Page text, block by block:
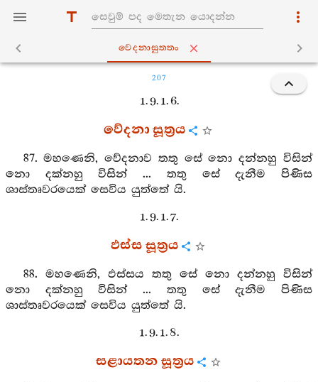
වෙදනාසුත‍්තං
207
1. 9. 1. 6.
වේදනා සූත්‍රය
87. මහණෙනි, වේදනාව තතු සේ නො දන්නහු විසින්
නො දක්නහු විසින් ... තතු සේ දැනීම පිණිස
ශාස්තෘවරයෙක් සෙවිය යුත්තේ යි.
1. 9. 1. 7.
ඵස්ස සූත්‍රය
88. මහණෙනි, ඵස්සය තතු සේ නො දන්නහු විසින්
නො දක්නහු විසින් ... තතු සේ දැනීම පිණිස
ශාස්තෘවරයෙක් සෙවිය යුත්තේ යි.
1. 9. 1. 8.
සළායතන සූත්‍රය